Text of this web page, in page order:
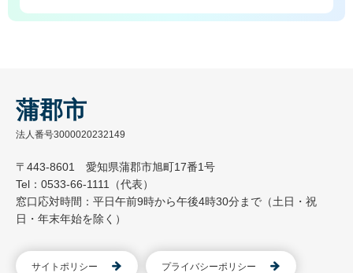
蒲郡市
法人番号3000020232149
〒443-8601 愛知県蒲郡市旭町17番1号
Tel：0533-66-1111（代表）
窓口応対時間：平日午前9時から午後4時30分まで（土日・祝
日・年末年始を除く）
サイトポリシー プライバシーポリシー